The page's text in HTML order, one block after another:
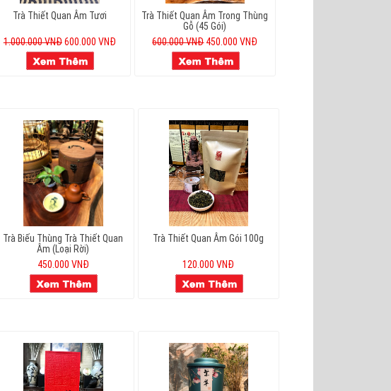
Trà Thiết Quan Âm Tươi
1.000.000 VNĐ600.000 VNĐ
Trà Thiết Quan Âm Trong Thùng
Gỗ (45 Gói)
600.000 VNĐ 450.000 VNĐ
Trà Biếu Thùng Trà Thiết Quan
Âm (loại Rời)
450.000 VNĐ
Trà Thiết Quan Âm Gói 100g
120.000 VNĐ